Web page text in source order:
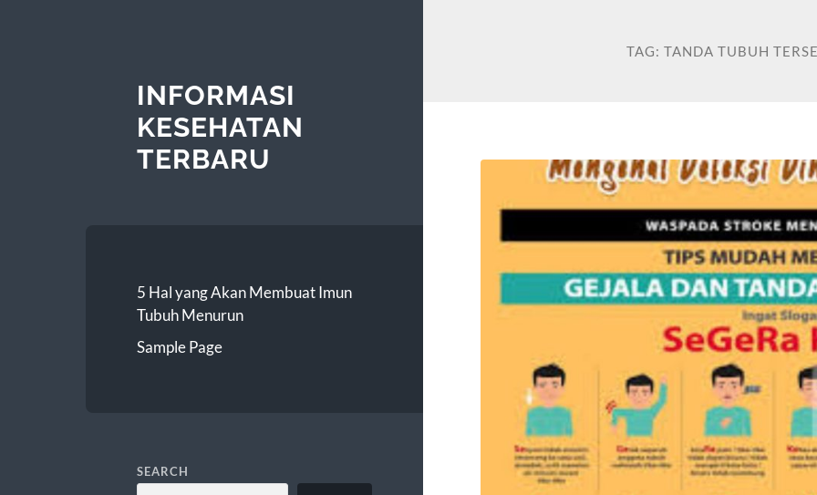
INFORMASI
KESEHATAN
TERBARU
5 Hal yang Akan Membuat Imun
Tubuh Menurun
Sample Page
SEARCH
TAG: TANDA TUBUH